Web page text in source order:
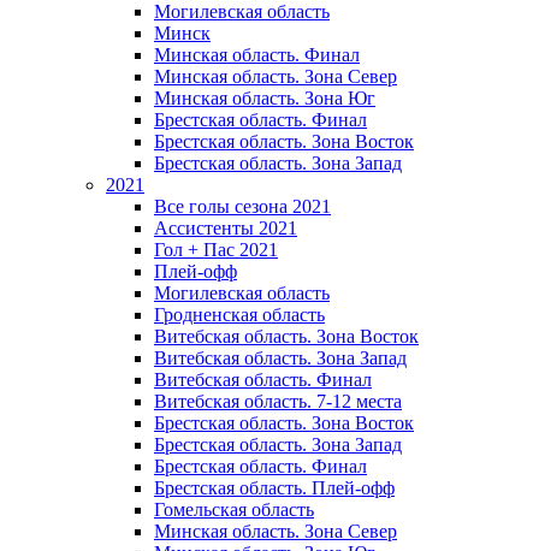
Могилевская область
Минск
Mинская область. Финал
Минская область. Зона Север
Минская область. Зона Юг
Брестская область. Финал
Брестская область. Зона Восток
Брестская область. Зона Запад
2021
Все голы сезона 2021
Ассистенты 2021
Гол + Пас 2021
Плей-офф
Могилевская область
Гродненская область
Витебская область. Зона Восток
Витебская область. Зона Запад
Витебская область. Финал
Витебская область. 7-12 места
Брестская область. Зона Восток
Брестская область. Зона Запад
Брестская область. Финал
Брестская область. Плей-офф
Гомельская область
Минская область. Зона Север